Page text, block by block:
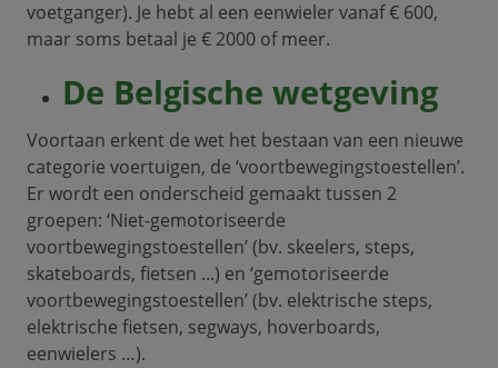
voetganger). Je hebt al een eenwieler vanaf € 600,
maar soms betaal je € 2000 of meer.
De Belgische wetgeving
Voortaan erkent de wet het bestaan ​​van een nieuwe
categorie voertuigen, de ‘voortbewegingstoestellen’.
Er wordt een onderscheid gemaakt tussen 2
groepen: ‘Niet-gemotoriseerde
voortbewegingstoestellen’ (bv. skeelers, steps,
skateboards, fietsen ...) en ‘gemotoriseerde
voortbewegingstoestellen’ (bv. elektrische steps,
elektrische fietsen, segways, hoverboards,
eenwielers …).